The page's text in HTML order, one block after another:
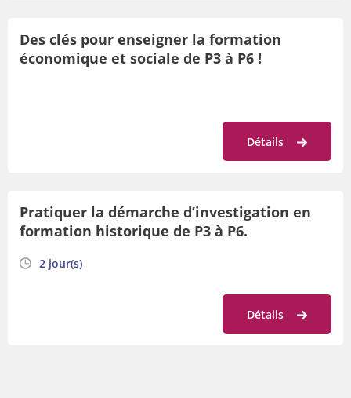
Des clés pour enseigner la formation
économique et sociale de P3 à P6 !
Détails
Pratiquer la démarche d’investigation en
formation historique de P3 à P6.
2 jour(s)
Détails